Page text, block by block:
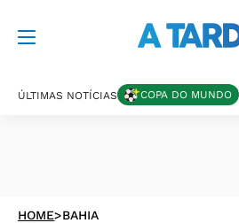
ÚLTIMAS NOTÍCIAS COPA DO MUNDO
HOME>BAHIA